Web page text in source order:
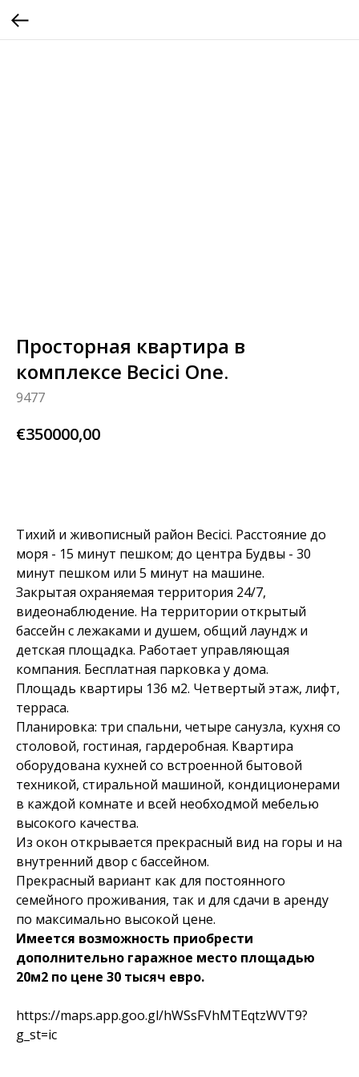
Просторная квартира в
комплексе Becici One.
9477
€350000,00
Тихий и живописный район Becici. Расстояние до
моря - 15 минут пешком; до центра Будвы - 30
минут пешком или 5 минут на машине.
Закрытая охраняемая территория 24/7,
видеонаблюдение. На территории открытый
бассейн с лежаками и душем, общий лаундж и
детская площадка. Работает управляющая
компания. Бесплатная парковка у дома.
Площадь квартиры 136 м2. Четвертый этаж, лифт,
терраса.
Планировка: три спальни, четыре санузла, кухня со
столовой, гостиная, гардеробная. Квартира
оборудована кухней со встроенной бытовой
техникой, стиральной машиной, кондиционерами
в каждой комнате и всей необходмой мебелью
высокого качества.
Из окон открывается прекрасный вид на горы и на
внутренний двор с бассейном.
Прекрасный вариант как для постоянного
семейного проживания, так и для сдачи в аренду
по максимально высокой цене.
Имеется возможность приобрести
дополнительно гаражное место площадью
20м2 по цене 30 тысяч евро.
https://maps.app.goo.gl/hWSsFVhMTEqtzWVT9?
g_st=ic